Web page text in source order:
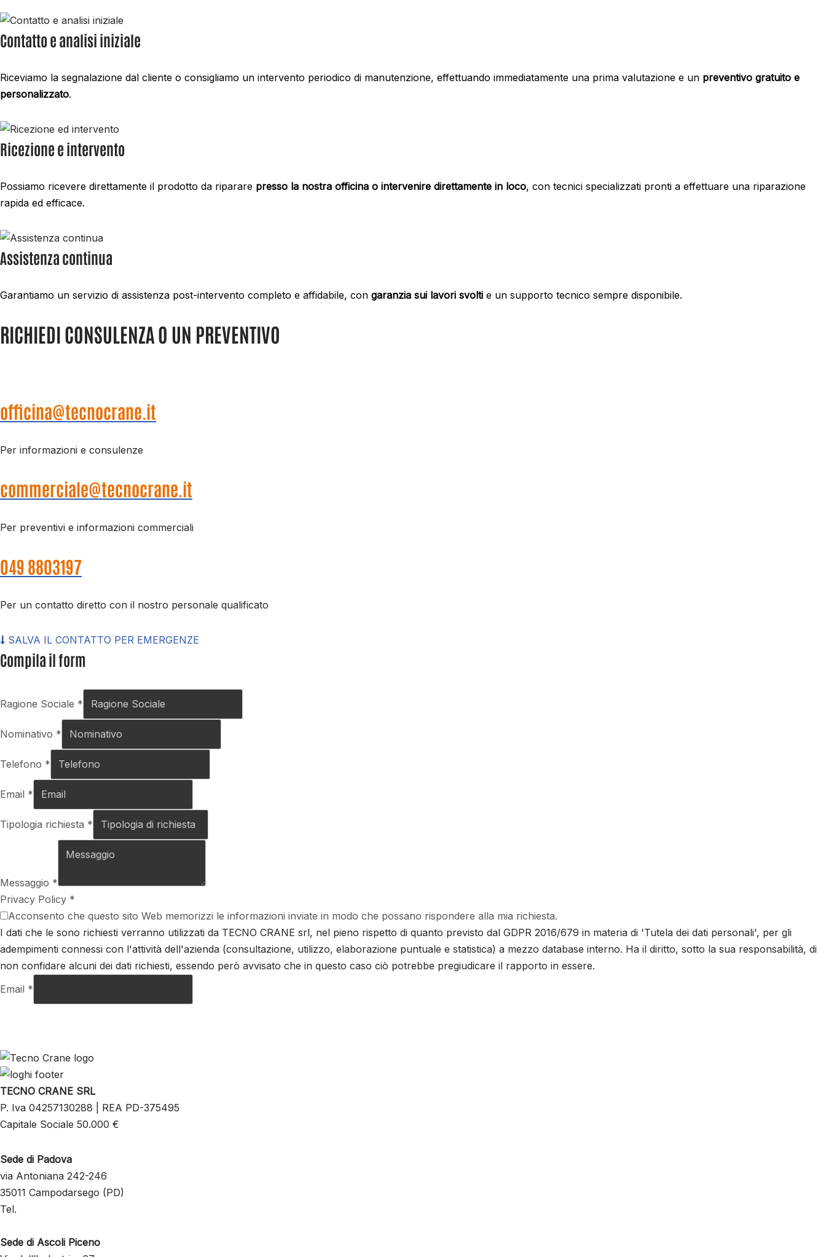
Contatto e analisi iniziale
Riceviamo la segnalazione dal cliente o consigliamo un intervento periodico di manutenzione, effettuando immediatamente una prima valutazione e un preventivo gratuito e
personalizzato.
Ricezione e intervento
Possiamo ricevere direttamente il prodotto da riparare presso la nostra officina o intervenire direttamente in loco, con tecnici specializzati pronti a effettuare una riparazione
rapida ed efficace.
Assistenza continua
Garantiamo un servizio di assistenza post-intervento completo e affidabile, con garanzia sui lavori svolti e un supporto tecnico sempre disponibile.
RICHIEDI CONSULENZA O UN PREVENTIVO
officina@tecnocrane.it
Per informazioni e consulenze
commerciale@tecnocrane.it
Per preventivi e informazioni commerciali
049 8803197
Per un contatto diretto con il nostro personale qualificato
SALVA IL CONTATTO PER EMERGENZE
Compila il form
Ragione Sociale *
Nominativo *
Telefono *
Email *
Tipologia richiesta *
Messaggio *
Privacy Policy *
Acconsento che questo sito Web memorizzi le informazioni inviate in modo che possano rispondere alla mia richiesta.
I dati che le sono richiesti verranno utilizzati da TECNO CRANE srl, nel pieno rispetto di quanto previsto dal GDPR 2016/679 in materia di 'Tutela dei dati personali', per gli
adempimenti connessi con l'attività dell'azienda (consultazione, utilizzo, elaborazione puntuale e statistica) a mezzo database interno. Ha il diritto, sotto la sua responsabilità, di
non confidare alcuni dei dati richiesti, essendo però avvisato che in questo caso ciò potrebbe pregiudicare il rapporto in essere.
Email *
TECNO CRANE SRL
P. Iva 04257130288 | REA PD-375495
Capitale Sociale 50.000 €
Sede di Padova
via Antoniana 242-246
35011 Campodarsego (PD)
Tel.
Sede di Ascoli Piceno